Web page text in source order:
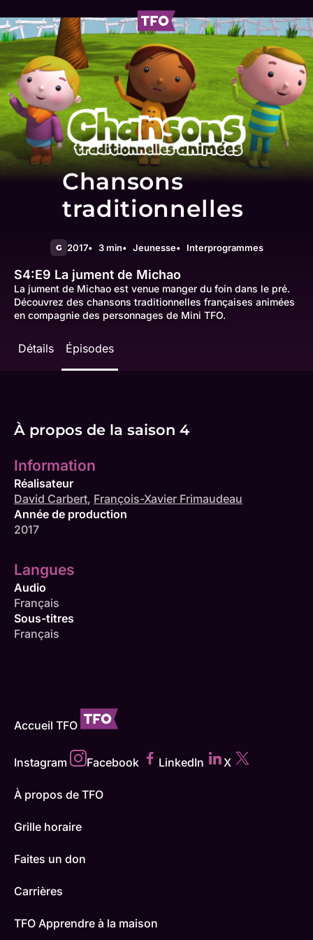
Chansons
traditionnelles
G 2017 3 min Jeunesse Interprogrammes
S4:E9 La jument de Michao
La jument de Michao est venue manger du foin dans le pré.
Découvrez des chansons traditionnelles françaises animées
en compagnie des personnages de Mini TFO.
Détails Épisodes
À propos de la saison 4
Information
Réalisateur
David Carbert, François-Xavier Frimaudeau
Année de production
2017
Langues
Audio
Français
Sous-titres
Français
Accueil TFO
Instagram Facebook LinkedIn X
À propos de TFO
Grille horaire
Faites un don
Carrières
TFO Apprendre à la maison